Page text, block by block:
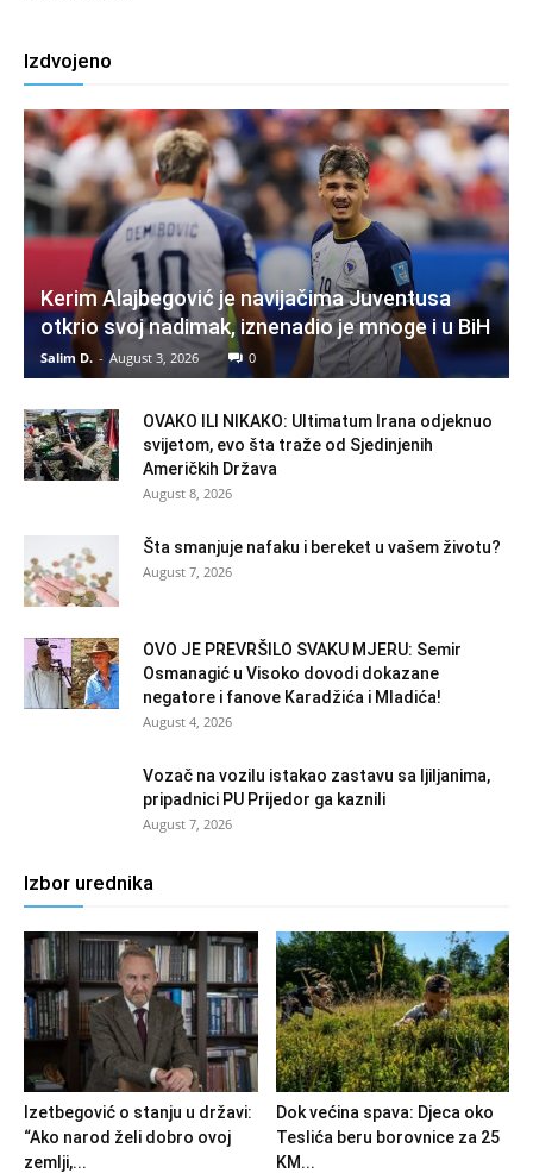
Izdvojeno
Kerim Alajbegović je navijačima Juventusa
otkrio svoj nadimak, iznenadio je mnoge i u BiH
Salim D. - August 3, 2026 0
OVAKO ILI NIKAKO: Ultimatum Irana odjeknuo
svijetom, evo šta traže od Sjedinjenih
Američkih Država
August 8, 2026
Šta smanjuje nafaku i bereket u vašem životu?
August 7, 2026
OVO JE PREVRŠILO SVAKU MJERU: Semir
Osmanagić u Visoko dovodi dokazane
negatore i fanove Karadžića i Mladića!
August 4, 2026
Vozač na vozilu istakao zastavu sa ljiljanima,
pripadnici PU Prijedor ga kaznili
August 7, 2026
Izbor urednika
Izetbegović o stanju u državi:
“Ako narod želi dobro ovoj
zemlji,...
Dok većina spava: Djeca oko
Teslića beru borovnice za 25
KM...